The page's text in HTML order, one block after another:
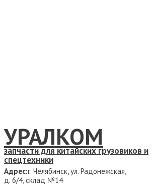
УРАЛКОМ
запчасти для китайских грузовиков и
спецтехники
Адрес:г. Челябинск, ул. Радонежская,
д. 6/4, склад №14